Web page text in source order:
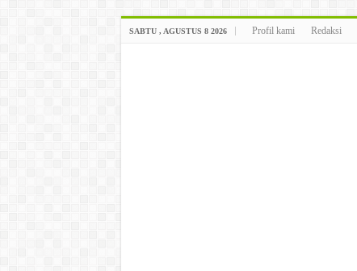
SABTU , AGUSTUS 8 2026 Profil kami Redaksi